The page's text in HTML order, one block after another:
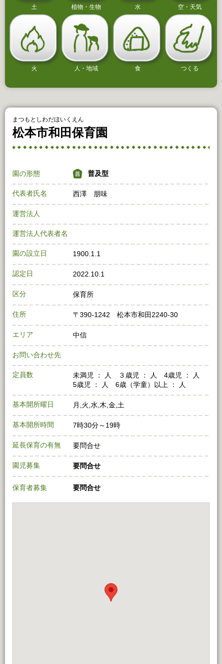
土 植物・生物 水 空・天気
火 人・地域 食 つくる
まつもとしわだほいくえん
松本市和田保育園
園の形態 普及型
代表者氏名 西澤 朋味
運営法人
運営法人代表者名
園の設立日 1900.1.1
認定日 2022.10.1
区分 保育所
住所 〒390-1242 松本市和田2240‐30
エリア 中信
お問い合わせ先
定員数
未満児 ： 人 ３歳児 ： 人 4歳児 ： 人
5歳児 ： 人 6歳（学童）以上 ： 人
基本開所曜日 月,火,水,木,金,土
基本開所時間 7時30分～19時
延長保育の有無 要問合せ
園児募集 要問合せ
保育者募集 要問合せ